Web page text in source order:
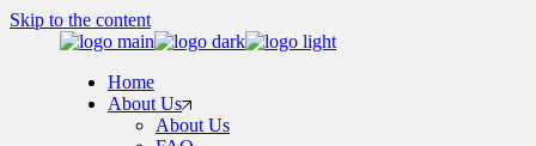
Skip to the content
Home
About Us
About Us